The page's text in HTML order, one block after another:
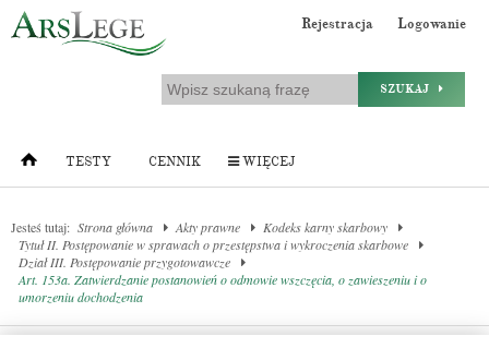
Rejestracja Logowanie
SZUKAJ
TESTY CENNIK WIĘCEJ
Jesteś tutaj: Strona główna Akty prawne
Kodeks karny skarbowy
Tytuł II. Postępowanie w sprawach o przestępstwa i wykroczenia skarbowe
Dział III. Postępowanie przygotowawcze
Art. 153a. Zatwierdzanie postanowień o odmowie wszczęcia, o zawieszeniu i o
umorzeniu dochodzenia